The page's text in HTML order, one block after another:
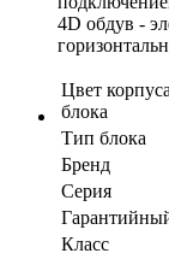
4D обдув -
Цвет
блока
Тип блока
Бренд
Серия
Класс